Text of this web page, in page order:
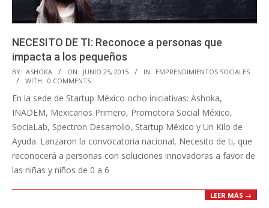
NECESITO DE TI: Reconoce a personas que
impacta a los pequeños
2015-
06-
25
BY: ASHOKA ON: JUNIO 25, 2015 IN: EMPRENDIMIENTOS SOCIALES
WITH: 0 COMMENTS
En la sede de Startup México ocho iniciativas: Ashoka,
INADEM, Mexicanos Primero, Promotora Social México,
SociaLab, Spectron Desarrollo, Startup México y Un Kilo de
Ayuda. Lanzaron la convocatoria nacional, Necesito de ti, que
reconocerá a personas con soluciones innovadoras a favor de
las niñas y niños de 0 a 6
LEER MÁS →